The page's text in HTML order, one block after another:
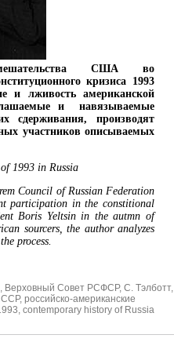
США во
кризиса 1993
и лживость американской
и навязываемые
производят
участников описываемых
1993 in Russia
Council of Russian Federation
participation in the constitional
Boris Yeltsin in the autmn of
sourcers, the author analyzes
process.
, Верховный Совет РСФСР, С. Тэлботт,
, российско-американские
, contemporary history of Russia